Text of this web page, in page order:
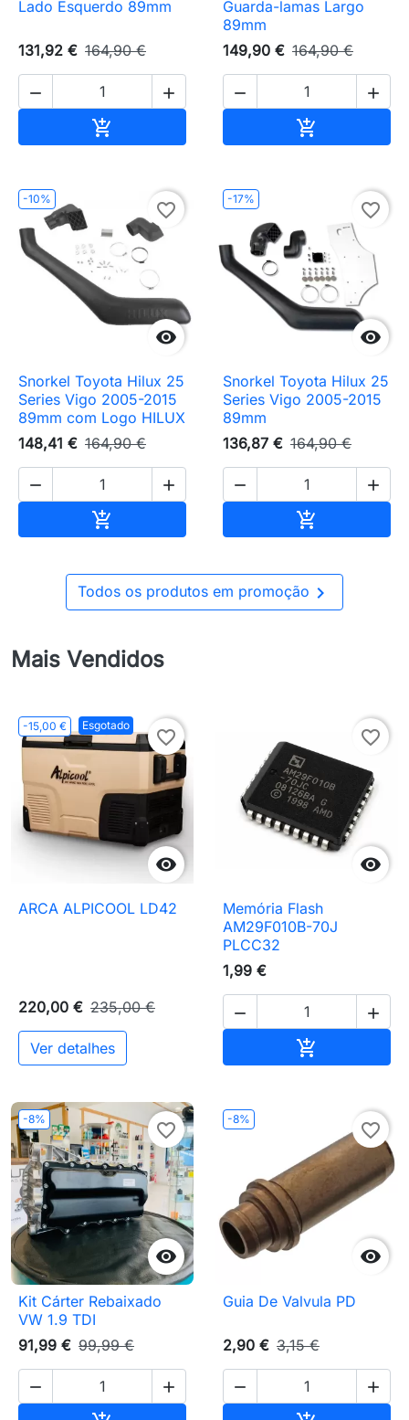
Lado Esquerdo 89mm
131,92 € 164,90 €
 

Guarda-lamas Largo
89mm
149,90 € 164,90 €
 

-10%

favorite_border
Snorkel Toyota Hilux 25
Series Vigo 2005-2015
89mm com Logo HILUX
148,41 € 164,90 €
 

-17%

favorite_border
Snorkel Toyota Hilux 25
Series Vigo 2005-2015
89mm
136,87 € 164,90 €
 

Todos os produtos em promoção 
Mais Vendidos
-15,00 € Esgotado

favorite_border
ARCA ALPICOOL LD42
220,00 € 235,00 €
Ver detalhes

favorite_border
Memória Flash
AM29F010B-70J
PLCC32
1,99 €
 

-8%

favorite_border
Kit Cárter Rebaixado
VW 1.9 TDI
91,99 € 99,99 €
 
-8%

favorite_border
Guia De Valvula PD
2,90 € 3,15 €
 